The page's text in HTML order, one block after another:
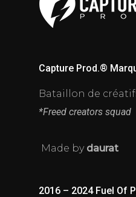
Capture Prod.®
Bataillon de
*Freed creators squad
Made by daurat
2016 – 2024 Fuel Of